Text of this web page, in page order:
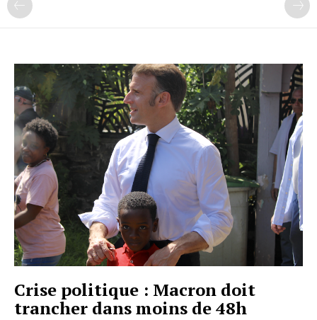
Crise politique : Macron doit
trancher dans moins de 48h